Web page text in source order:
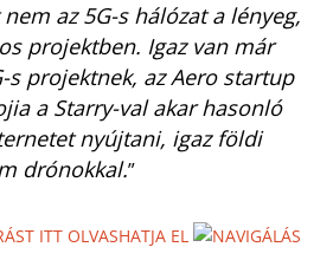
az 5G-s hálózat a lényeg,
projektben. Igaz van már
s projektnek, az Aero startup
a Starry-val akar hasonló
nyújtani, igaz földi
drónokkal.”
ITT OLVASHATJA EL